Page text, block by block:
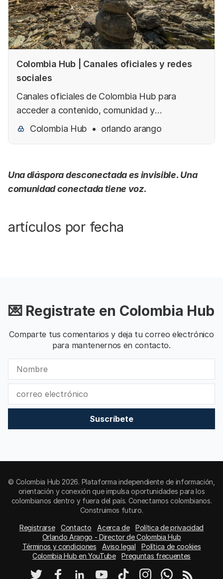
Colombia Hub | Canales oficiales y redes
sociales
Canales oficiales de Colombia Hub para
acceder a contenido, comunidad y
actualizaciones para colombianos en el
Colombia Hub orlando arango
Una diáspora desconectada es invisible. Una
comunidad conectada tiene voz.
artículos por fecha
💌 Registrate en Colombia Hub
Comparte tus comentarios y deja tu correo electrónico
para mantenernos en contacto.
Suscríbete
© Colombia Hub 2026. Plataforma independiente de información,
orientación y conexión que impulsa oportunidades para los
colombianos dentro y fuera del país. Conectamos colombianos.
Construimos futuro.
Registrarse Contacto Acerca de
Política de privacidad
Orlando Arango - Director de Colombia Hub
Términos y condiciones
Aviso legal
Política de cookies
Colombia Hub en YouTube
Preguntas frecuentes